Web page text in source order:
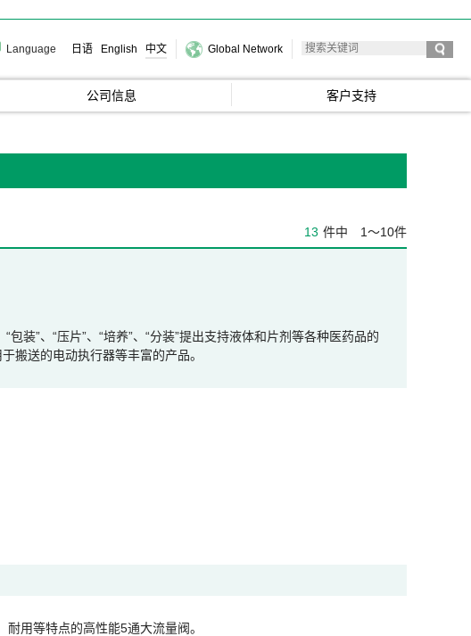
Language 日语 English 中文 Global Network
公司信息 客户支持
13 件中 1～10件
“包装”、“压片”、“培养”、“分装”提出支持液体和片剂等各种医药品的
搬送的电动执行器等丰富的产品。
用等特点的高性能5通大流量阀。